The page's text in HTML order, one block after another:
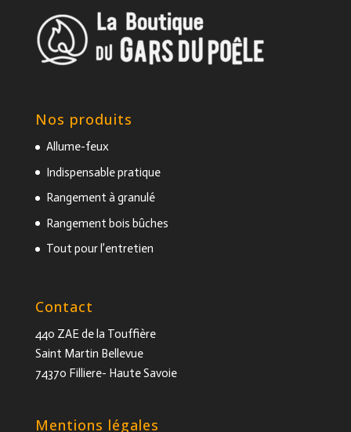
Nos produits
Allume-feux
Indispensable pratique
Rangement à granulé
Rangement bois bûches
Tout pour l’entretien
Contact
440 ZAE de la Touffière
Saint Martin Bellevue
74370 Filliere- Haute Savoie
Mentions légales